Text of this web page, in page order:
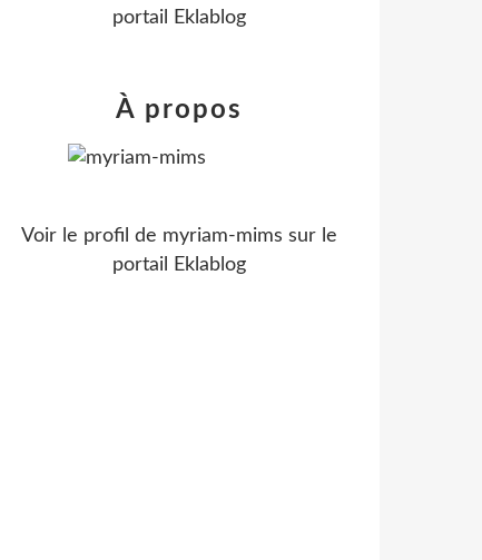
portail Eklablog
À propos
Voir le profil de myriam-mims sur le
portail Eklablog